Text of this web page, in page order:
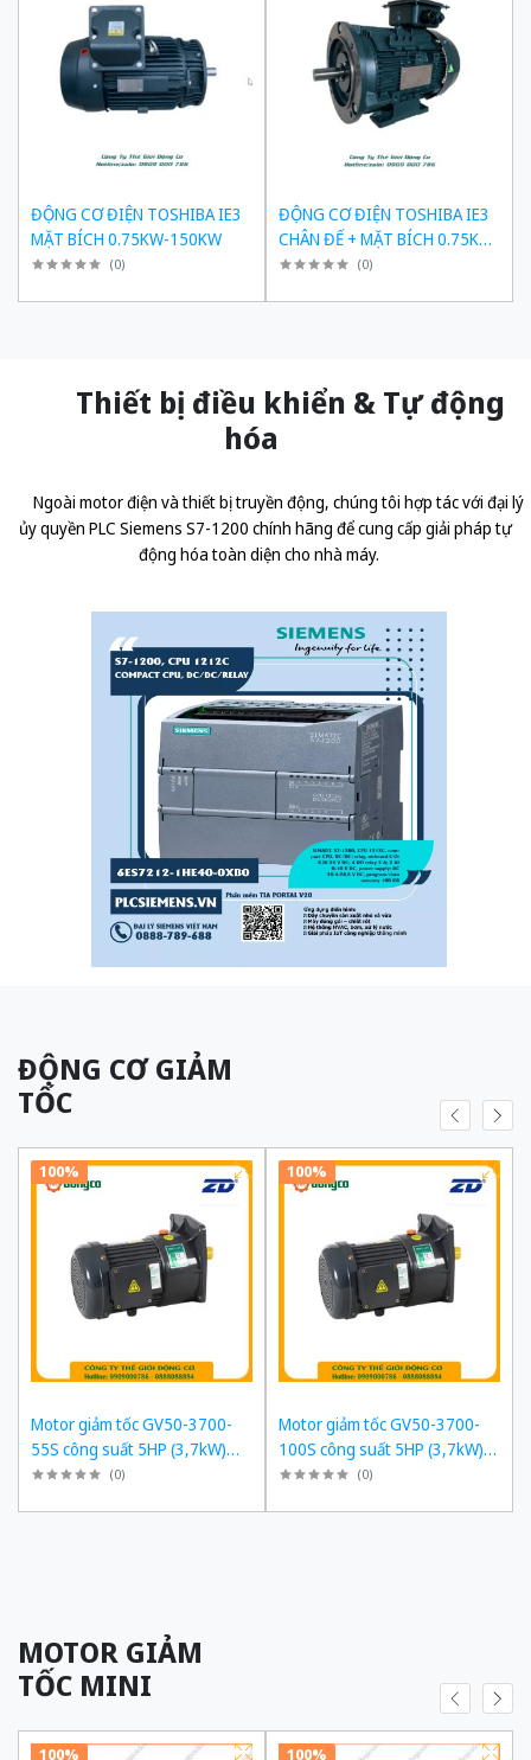
ĐỘNG CƠ ĐIỆN TOSHIBA IE3
MẶT BÍCH 0.75KW-150KW
(0)
ĐỘNG CƠ ĐIỆN TOSHIBA IE3
CHÂN ĐẾ + MẶT BÍCH 0.75KW-
150KW
(0)
Thiết bị điều khiển & Tự động
hóa
Ngoài motor điện và thiết bị truyền động, chúng tôi hợp tác với đại lý
ủy quyền PLC Siemens S7-1200 chính hãng để cung cấp giải pháp tự
động hóa toàn diện cho nhà máy.
ĐỘNG CƠ GIẢM
TỐC
100%
Motor giảm tốc GV50-3700-
55S công suất 5HP (3,7kW)
1/55 kiểu lắp Mặt bích
(0)
100%
Motor giảm tốc GV50-3700-
100S công suất 5HP (3,7kW)
1/100 kiểu lắp Mặt bích
(0)
MOTOR GIẢM
TỐC MINI
100% 100%